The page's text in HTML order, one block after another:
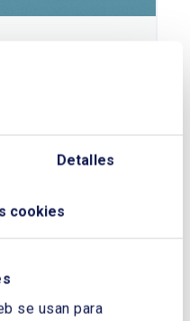
Detalles
cookies
se usan para